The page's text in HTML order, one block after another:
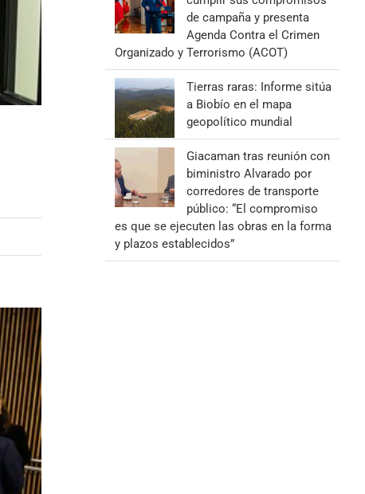
de campaña y presenta
Agenda Contra el Crimen
Organizado y Terrorismo (ACOT)
Tierras raras: Informe sitúa
a Biobío en el mapa
geopolítico mundial
Giacaman tras reunión con
biministro Alvarado por
corredores de transporte
público: “El compromiso
es que se ejecuten las obras en la forma
y plazos establecidos”